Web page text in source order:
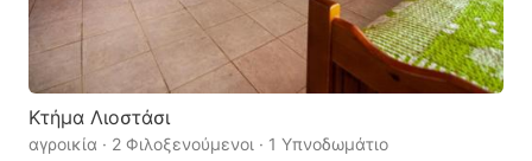
Κτήμα Λιοστάσι
αγροικία · 2 Φιλοξενούμενοι · 1 Υπνοδωμάτιο